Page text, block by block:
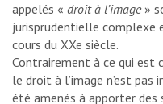
appelés « droit à l’image »
jurisprudentielle complexe
cours du XXe siècle.
Contrairement à ce qui est
le droit à l’image n’est pas
été amenés à apporter